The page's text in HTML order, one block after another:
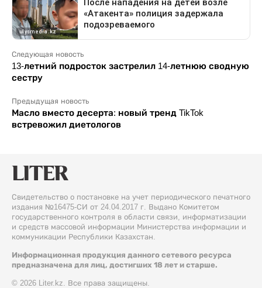
Следующая новость
13-летний подросток застрелил 14-летнюю сводную
сестру
Предыдущая новость
Масло вместо десерта: новый тренд TikTok
встревожил диетологов
Свидетельство о постановке на учет периодического печатного
издания №16475-СИ от 24.04.2017 г. Выдано Комитетом
государственного контроля в области связи, информатизации
и средств массовой информации Министерства информации и
коммуникации Республики Казахстан.
Информационная продукция данного сетевого ресурса
предназначена для лиц, достигших 18 лет и старше.
© 2026 Liter.kz. Все права защищены.